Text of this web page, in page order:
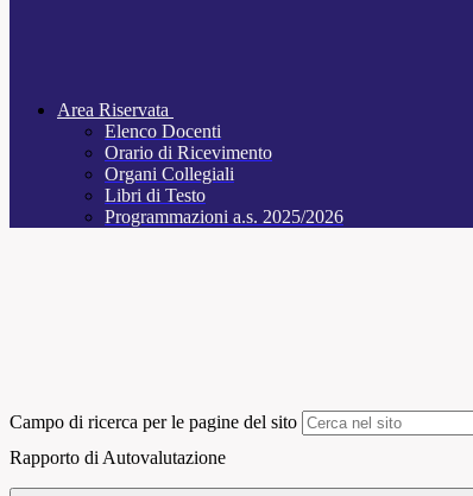
Area Riservata
Elenco Docenti
Orario di Ricevimento
Organi Collegiali
Libri di Testo
Programmazioni a.s. 2025/2026
Campo di ricerca per le pagine del sito
Rapporto di Autovalutazione